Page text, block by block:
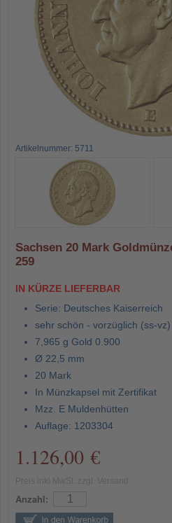
Artikelnummer: 5711
Sachsen 20 Mark
259
IN KÜRZE LIEFERBAR
Serie: Deutsches Kaiserreich
sehr schön - vorzüglich (ss-vz)
7,965 g Gold 0.900
Ø 22,5 mm
20 Mark
In Münzkapsel mit Zertifikat
Mzz. E Muldenhütten
Auflage: 1203304
1.126,00 €
Anzahl: